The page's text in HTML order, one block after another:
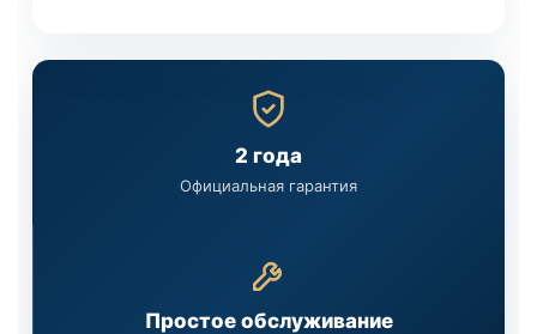
2 года
Официальная гарантия
Простое обслуживание